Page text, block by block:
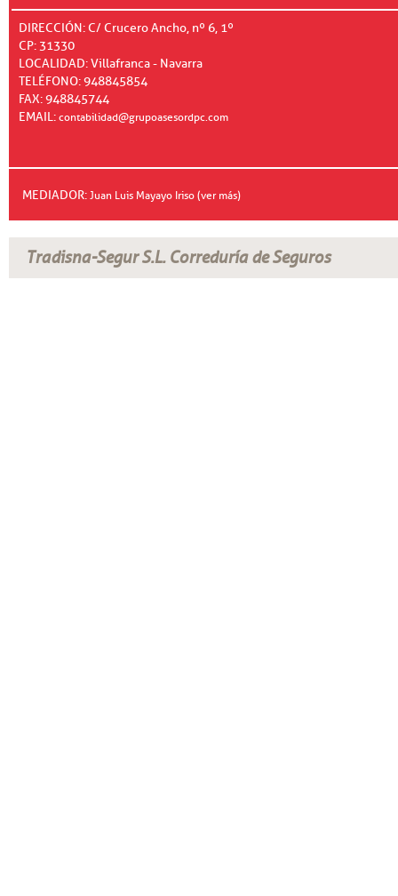
DIRECCIÓN: C/ Crucero Ancho, nº 6, 1º
CP: 31330
LOCALIDAD: Villafranca - Navarra
TELÉFONO: 948845854
FAX: 948845744
EMAIL:contabilidad@grupoasesordpc.com
MEDIADOR:Juan Luis Mayayo Iriso (ver más)
Tradisna-Segur S.L. Correduría de Seguros